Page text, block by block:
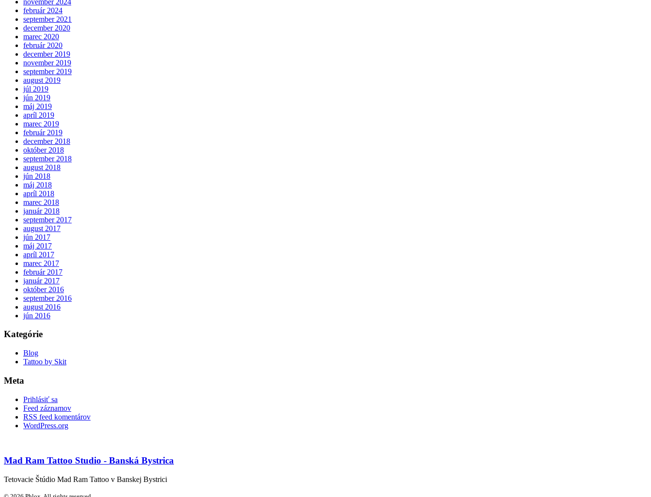
február 2024
september 2021
december 2020
marec 2020
február 2020
december 2019
november 2019
september 2019
august 2019
júl 2019
jún 2019
máj 2019
apríl 2019
marec 2019
február 2019
december 2018
október 2018
september 2018
august 2018
jún 2018
máj 2018
apríl 2018
marec 2018
január 2018
september 2017
august 2017
jún 2017
máj 2017
apríl 2017
marec 2017
február 2017
január 2017
október 2016
september 2016
august 2016
jún 2016
Kategórie
Blog
Tattoo by Skit
Meta
Prihlásiť sa
Feed záznamov
RSS feed komentárov
WordPress.org
Mad Ram Tattoo Studio - Banská Bystrica
Tetovacie Štúdio Mad Ram Tattoo v Banskej Bystrici